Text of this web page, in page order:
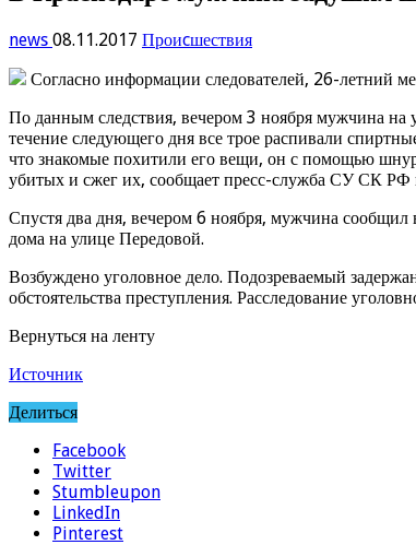
news 08.11.2017 Проиcшествия
Согласно информации следователей, 26-летний
По данным следствия, вечером 3 ноября мужчина
течение следующего дня все трое распивали
что знакомые похитили его вещи, он с помощью
убитых и сжег их, сообщает пресс-служба СУ СК РФ
Спустя два дня, вечером 6 ноября, мужчина
дома на улице Передовой.
Возбуждено уголовное дело. Подозреваемый
обстоятельства преступления. Расследование
Вернуться на ленту
Источник
Делиться
Facebook
Twitter
Stumbleupon
LinkedIn
Pinterest